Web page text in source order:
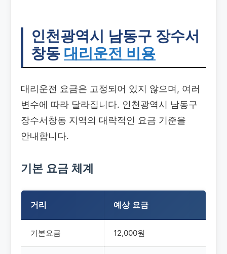
인천광역시 남동구 장수서
창동 대리운전 비용
대리운전 요금은 고정되어 있지 않으며, 여러
변수에 따라 달라집니다. 인천광역시 남동구
장수서창동 지역의 대략적인 요금 기준을
안내합니다.
기본 요금 체계
거리 예상 요금
기본요금 12,000원